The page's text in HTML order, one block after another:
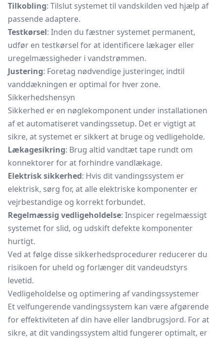
Tilkobling: Tilslut systemet til vandskilden ved hjælp af
passende adaptere.
Testkørsel: Inden du fæstner systemet permanent,
udfør en testkørsel for at identificere lækager eller
uregelmæssigheder i vandstrømmen.
Justering: Foretag nødvendige justeringer, indtil
vanddækningen er optimal for hver zone.
Sikkerhedshensyn
Sikkerhed er en nøglekomponent under installationen
af et automatiseret vandingssetup. Det er vigtigt at
sikre, at systemet er sikkert at bruge og vedligeholde.
Lækagesikring: Brug altid vandtæt tape rundt om
konnektorer for at forhindre vandlækage.
Elektrisk sikkerhed: Hvis dit vandingssystem er
elektrisk, sørg for, at alle elektriske komponenter er
vejrbestandige og korrekt forbundet.
Regelmæssig vedligeholdelse: Inspicer regelmæssigt
systemet for slid, og udskift defekte komponenter
hurtigt.
Ved at følge disse sikkerhedsprocedurer reducerer du
risikoen for uheld og forlænger dit vandeudstyrs
levetid.
Vedligeholdelse og optimering af vandingssystemer
Et velfungerende vandingssystem kan være afgørende
for effektiviteten af din have eller landbrugsjord. For at
sikre, at dit vandingssystem altid fungerer optimalt, er